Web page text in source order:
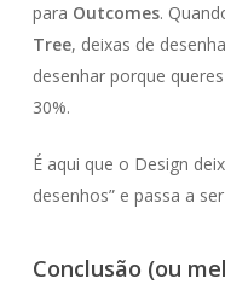
para Outcomes.
Tree, deixas de
desenhar porque
30%.
É aqui que o Design
desenhos” e passa a
Conclusão (ou